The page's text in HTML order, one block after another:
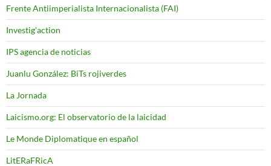
Frente Antiimperialista Internacionalista (FAI)
Investig'action
IPS agencia de noticias
Juanlu González: BiTs rojiverdes
La Jornada
Laicismo.org: El observatorio de la laicidad
Le Monde Diplomatique en español
LitERaFRicA